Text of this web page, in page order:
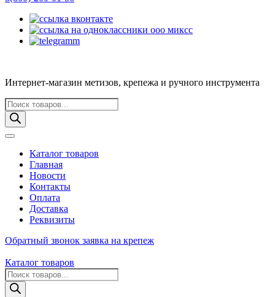
Интернет-магазин метизов, крепежа и ручного инструмента
Поиск
товаров
Каталог товаров
Главная
Новости
Контакты
Оплата
Доставка
Реквизиты
Обратный звонок заявка на крепеж
Каталог товаров
Поиск
товаров